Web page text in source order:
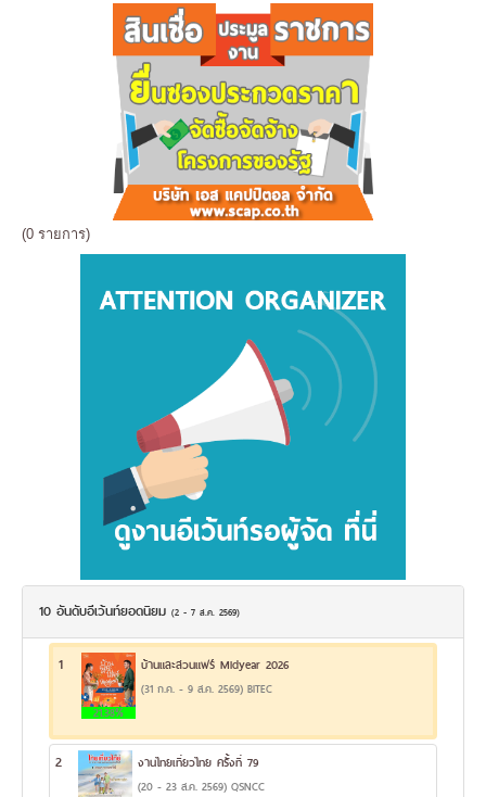
(0 รายการ)
10 อันดับอีเว้นท์ยอดนิยม (2 - 7 ส.ค. 2569)
1
21.38%
บ้านและสวนแฟร์ Midyear 2026
(31 ก.ค. - 9 ส.ค. 2569) BITEC
2 งานไทยเที่ยวไทย ครั้งที่ 79
(20 - 23 ส.ค. 2569) QSNCC